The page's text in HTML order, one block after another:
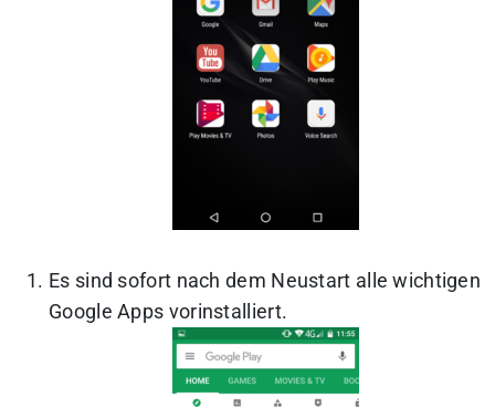
Es sind sofort nach dem Neustart alle wichtigen
Google Apps vorinstalliert.